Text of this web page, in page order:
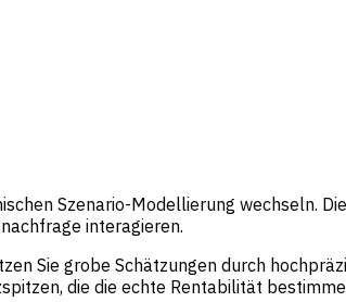
Szenario-Modellierung wechseln.
interagieren.
Sie grobe Schätzungen durch
die die echte Rentabilität